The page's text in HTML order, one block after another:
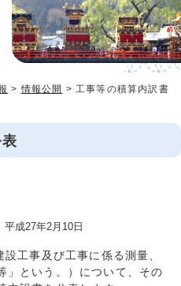
>情報公開 > 工事等の積算内訳書
27年2月10日
工事及び工事に係る測量、
」という。）について、その